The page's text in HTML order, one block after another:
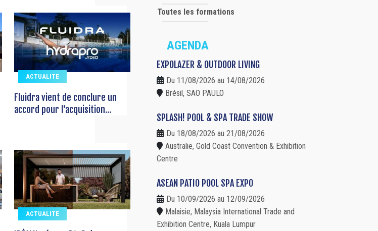
ACTUALITE
Fluidra vient de conclure un
accord pour l'acquisition...
ACTUALITE
Toutes les formations
AGENDA
EXPOLAZER & OUTDOOR LIVING
Du 11/08/2026 au 14/08/2026
Brésil, SAO PAULO
SPLASH! POOL & SPA TRADE SHOW
Du 18/08/2026 au 21/08/2026
Australie, Gold Coast Convention & Exhibition
Centre
ASEAN PATIO POOL SPA EXPO
Du 10/09/2026 au 12/09/2026
Malaisie, Malaysia International Trade and
Exhibition Centre, Kuala Lumpur